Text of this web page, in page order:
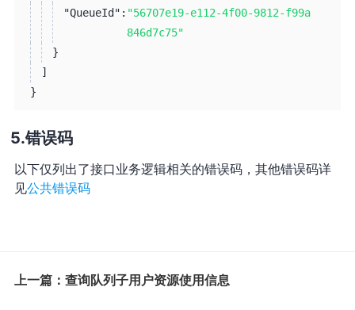
"QueueId": "56707e19-e112-4f00-9812-f99a
846d7c75"
}
]
}
错误码
以下仅列出了接口业务逻辑相关的错误码，其他错误码详
见公共错误码
上一篇：查询队列子用户资源使用信息